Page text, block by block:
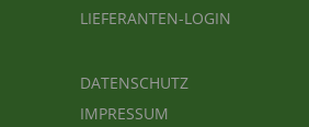
LIEFERANTEN-LOGIN
FUSSBEREICH 3
DATENSCHUTZ
IMPRESSUM